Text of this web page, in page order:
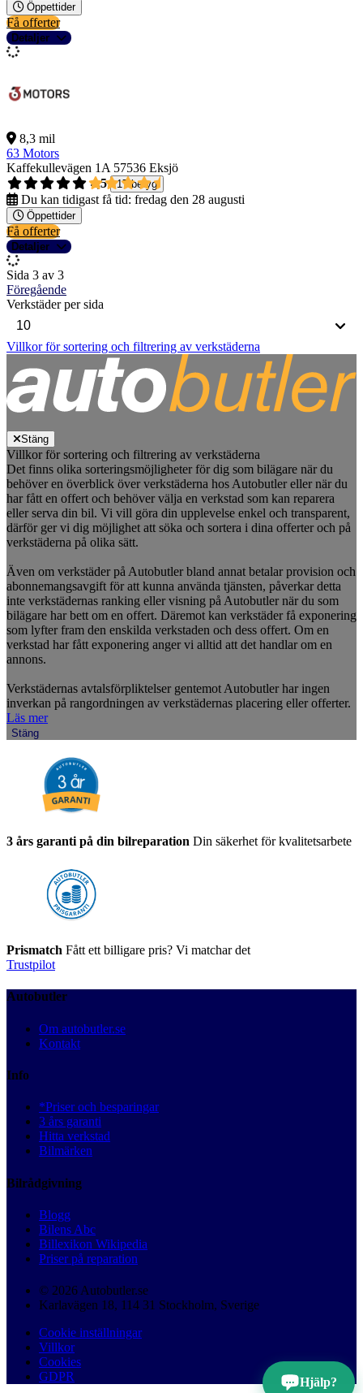
Öppettider
Få offerter
Detaljer
8,3 mil
63 Motors
Kaffekullevägen 1A 57536 Eksjö
4,5
17 betyg
Du kan tidigast få tid: fredag den 28 augusti
Öppettider
Få offerter
Detaljer
Sida 3 av 3
Föregående
Verkstäder per sida
Villkor för sortering och filtrering av verkstäderna
Stäng
Villkor för sortering och filtrering av verkstäderna
Det finns olika sorteringsmöjligheter för dig som bilägare när du
behöver en överblick över verkstäderna hos Autobutler eller när du
har fått en offert och behöver välja en verkstad som kan reparera
eller serva din bil. Vi vill göra din upplevelse enkel och transparent,
därför ger vi dig möjlighet att söka och sortera i dina offerter och på
verkstäderna på olika sätt.
Även om verkstäder på Autobutler bland annat betalar provision och
abonnemangsavgift för att kunna använda tjänsten, påverkar detta
inte verkstädernas ranking eller visning på Autobutler när du som
bilägare har bett om en offert. Däremot kan verkstäder få exponering
som lyfter fram den enskilda verkstaden och dess offert. Om en
verkstad har fått exponering anger vi alltid att det handlar om en
annons.
Verkstädernas avtalsförpliktelser gentemot Autobutler har ingen
inverkan på rangordningen av verkstädernas placering eller offerter.
Läs mer
Stäng
3 års garanti på din bilreparation Din säkerhet för kvalitetsarbete
Prismatch Fått ett billigare pris? Vi matchar det
Trustpilot
Autobutler
Om autobutler.se
Kontakt
Info
*Priser och besparingar
3 års garanti
Hitta verkstad
Bilmärken
Bilrådgivning
Blogg
Bilens Abc
Billexikon Wikipedia
Priser på reparation
© 2026 Autobutler.se
Karlavägen 18, 114 31 Stockholm, Sverige
Cookie inställningar
Villkor
Cookies
GDPR
Hjälp?